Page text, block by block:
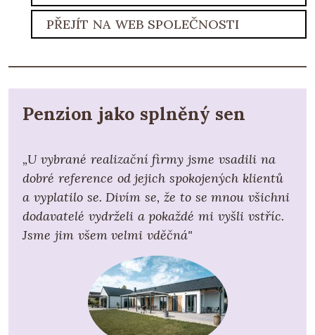
PŘEJÍT NA WEB SPOLEČNOSTI
Penzion jako splněný sen
„U vybrané realizační firmy jsme vsadili na
dobré reference od jejich spokojených klientů
a vyplatilo se. Divím se, že to se mnou všichni
dodavatelé vydrželi a pokaždé mi vyšli vstříc.
Jsme jim všem velmi vděčná"